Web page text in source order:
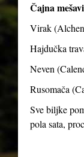
Čajna
Virak (
Hajdučka
Neven (
Rusomača (
Sve biljke
pola sata,